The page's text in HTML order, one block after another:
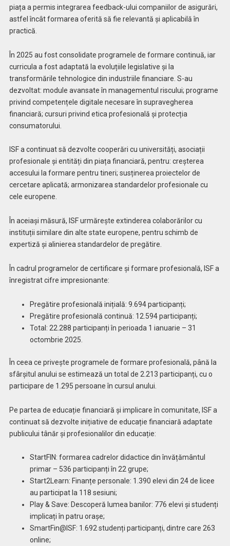
piața a permis integrarea feedback-ului companiilor de asigurări,
astfel încât formarea oferită să fie relevantă și aplicabilă în
practică.
În 2025 au fost consolidate programele de formare continuă, iar
curricula a fost adaptată la evoluțiile legislative și la
transformările tehnologice din industriile financiare. S-au
dezvoltat: module avansate în managementul riscului; programe
privind competențele digitale necesare în supravegherea
financiară; cursuri privind etica profesională și protecția
consumatorului.
ISF a continuat să dezvolte cooperări cu universități, asociații
profesionale și entități din piața financiară, pentru: creșterea
accesului la formare pentru tineri; susținerea proiectelor de
cercetare aplicată; armonizarea standardelor profesionale cu
cele europene.
În aceiași măsură, ISF urmărește extinderea colaborărilor cu
instituții similare din alte state europene, pentru schimb de
expertiză și alinierea standardelor de pregătire.
În cadrul programelor de certificare și formare profesională, ISF a
înregistrat cifre impresionante:
Pregătire profesională inițială: 9.694 participanți;
Pregătire profesională continuă: 12.594 participanți;
Total: 22.288 participanți în perioada 1 ianuarie – 31
octombrie 2025.
În ceea ce privește programele de formare profesională, până la
sfârșitul anului se estimează un total de 2.213 participanți, cu o
participare de 1.295 persoane în cursul anului.
Pe partea de educație financiară și implicare în comunitate, ISF a
continuat să dezvolte inițiative de educație financiară adaptate
publicului tânăr și profesionalilor din educație:
StartFIN: formarea cadrelor didactice din învățământul
primar – 536 participanți în 22 grupe;
Start2Learn: Finanțe personale: 1.390 elevi din 24 de licee
au participat la 118 sesiuni;
Play & Save: Descoperă lumea banilor: 776 elevi și studenți
implicați în patru orașe;
SmartFin@ISF: 1.692 studenți participanți, dintre care 263
online;